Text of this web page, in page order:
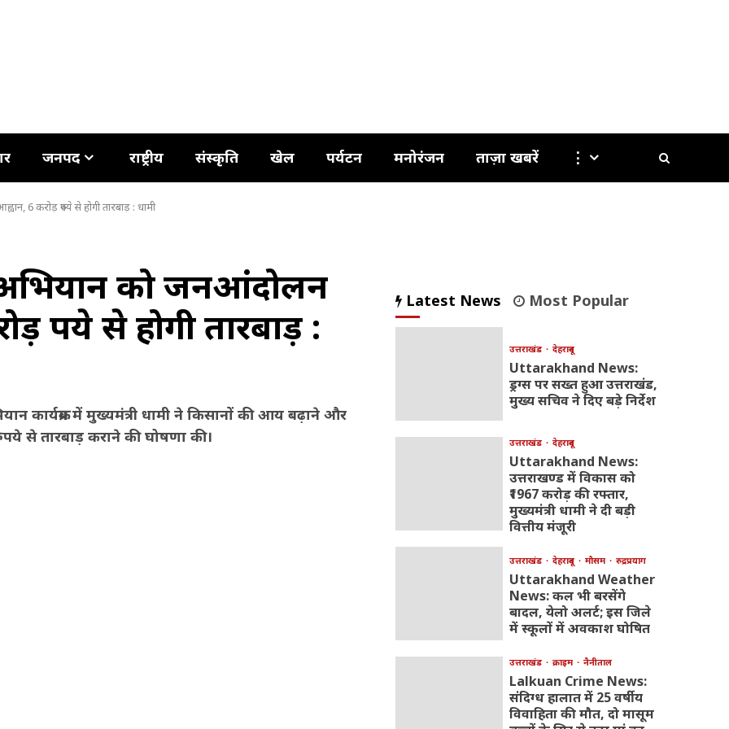
जनपद राष्ट्रीय संस्कृति खेल पर्यटन मनोरंजन ताज़ा खबरें ⋮
6 करोड़ रुपये से होगी तारबाड़ : धामी
को जनआंदोलन
रुपये से होगी तारबाड़ :
कार्यक्रम में मुख्यमंत्री धामी ने किसानों की आय बढ़ाने और
से तारबाड़ कराने की घोषणा की।
Latest News Most Popular
उत्तराखंड देहरादून
Uttarakhand News:
ड्रग्स पर सख्त हुआ उत्तराखंड,
मुख्य सचिव ने दिए बड़े निर्देश
उत्तराखंड देहरादून
Uttarakhand News:
उत्तराखण्ड में विकास को
₹1967 करोड़ की रफ्तार,
मुख्यमंत्री धामी ने दी बड़ी
वित्तीय मंजूरी
उत्तराखंड देहरादून मौसम रुद्रप्रयाग
Uttarakhand Weather
News: कल भी बरसेंगे
बादल, येलो अलर्ट; इस जिले
में स्कूलों में अवकाश घोषित
उत्तराखंड क्राइम नैनीताल
Lalkuan Crime News:
संदिग्ध हालात में 25 वर्षीय
विवाहिता की मौत, दो मासूम